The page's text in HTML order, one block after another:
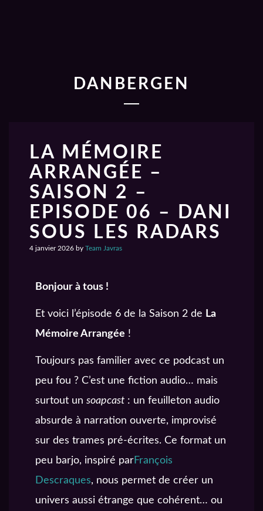
DANBERGEN
LA MÉMOIRE
ARRANGÉE –
SAISON 2 –
EPISODE 06 – DANI
SOUS LES RADARS
4 janvier 2026 by Team Javras
Bonjour à tous !
Et voici l’épisode 6 de la Saison 2 de La
Mémoire Arrangée !
Toujours pas familier avec ce podcast un
peu fou ? C’est une fiction audio… mais
surtout un soapcast : un feuilleton audio
absurde à narration ouverte, improvisé
sur des trames pré-écrites. Ce format un
peu barjo, inspiré parFrançois
Descraques, nous permet de créer un
univers aussi étrange que cohérent… ou